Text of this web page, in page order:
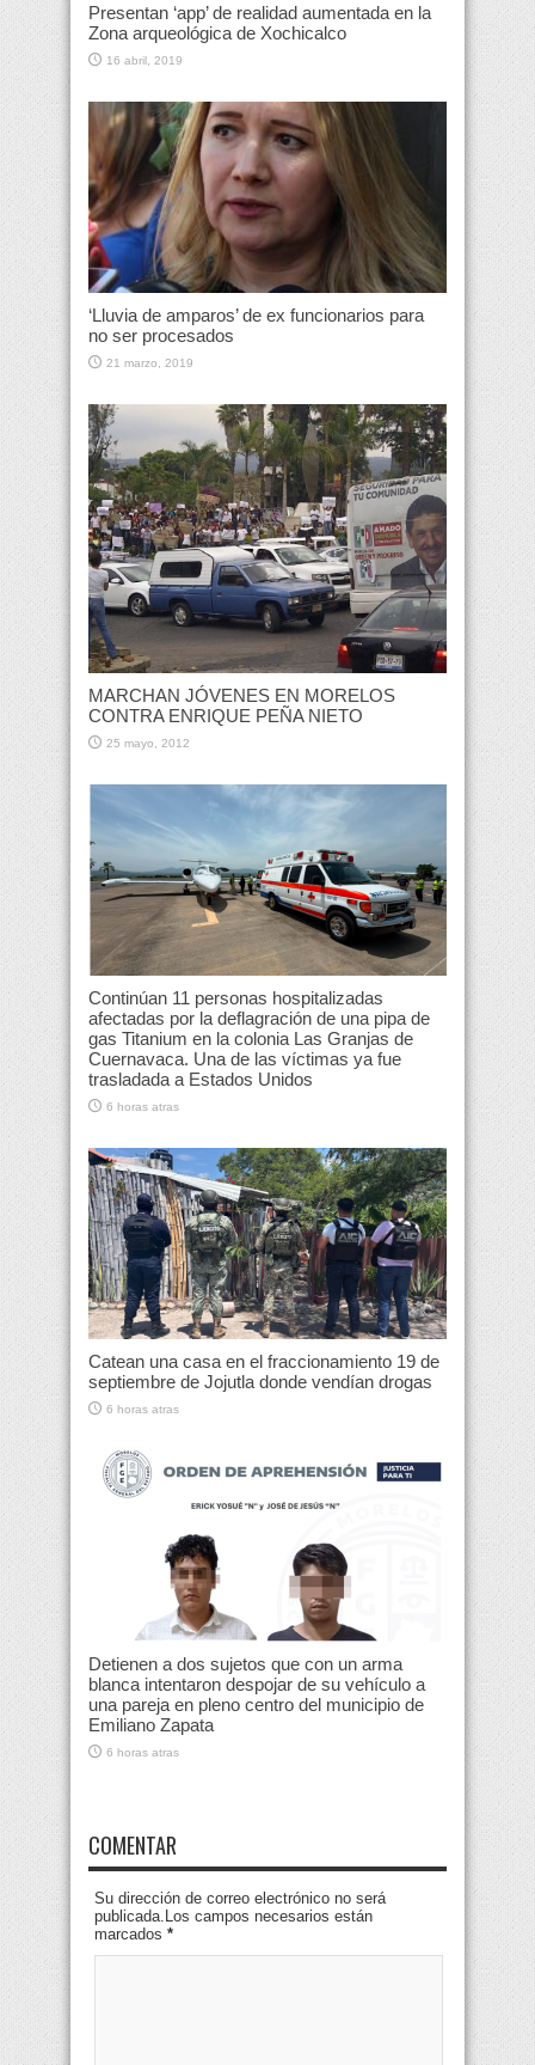
Presentan ‘app’ de realidad aumentada en la
Zona arqueológica de Xochicalco
16 abril, 2019
‘Lluvia de amparos’ de ex funcionarios para
no ser procesados
21 marzo, 2019
MARCHAN JÓVENES EN MORELOS
CONTRA ENRIQUE PEÑA NIETO
25 mayo, 2012
Continúan 11 personas hospitalizadas
afectadas por la deflagración de una pipa de
gas Titanium en la colonia Las Granjas de
Cuernavaca. Una de las víctimas ya fue
trasladada a Estados Unidos
6 horas atras
Catean una casa en el fraccionamiento 19 de
septiembre de Jojutla donde vendían drogas
6 horas atras
Detienen a dos sujetos que con un arma
blanca intentaron despojar de su vehículo a
una pareja en pleno centro del municipio de
Emiliano Zapata
6 horas atras
COMENTAR
Su dirección de correo electrónico no será
publicada.Los campos necesarios están
marcados *